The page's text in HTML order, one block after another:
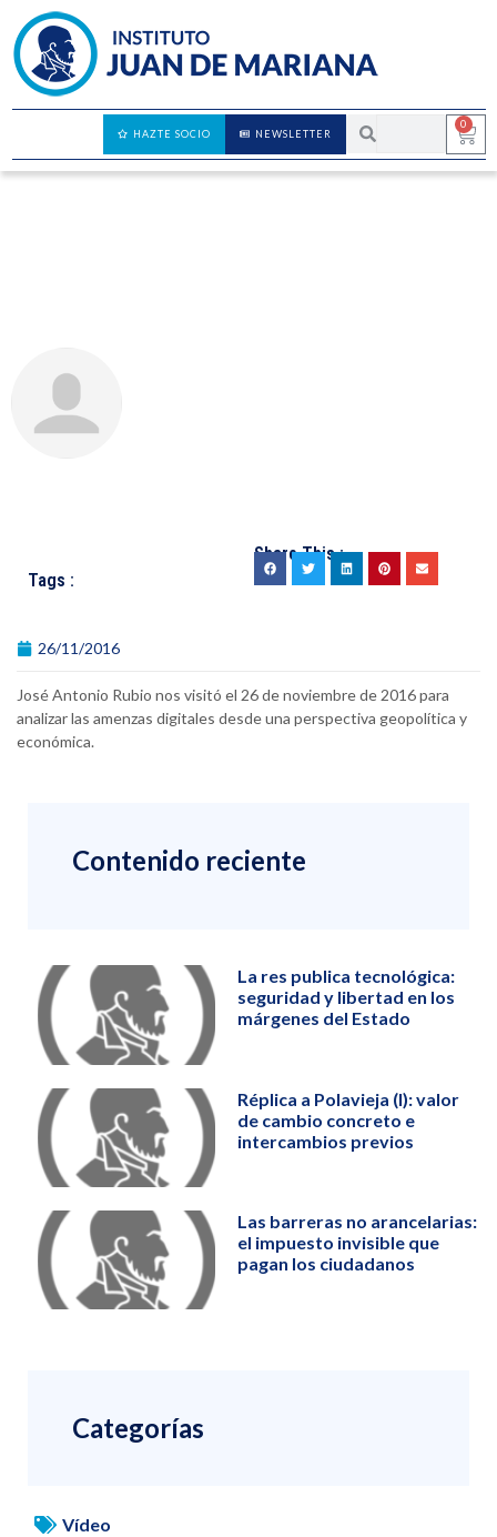
0
NEWSLETTER
HAZTE SOCIO
Tags :
Share This :
26/11/2016
José Antonio Rubio nos visitó el 26 de noviembre de 2016 para
analizar las amenzas digitales desde una perspectiva geopolítica y
económica.
Contenido reciente
La res publica tecnológica:
seguridad y libertad en los
márgenes del Estado
Réplica a Polavieja (I): valor
de cambio concreto e
intercambios previos
Las barreras no arancelarias:
el impuesto invisible que
pagan los ciudadanos
Categorías
Vídeo